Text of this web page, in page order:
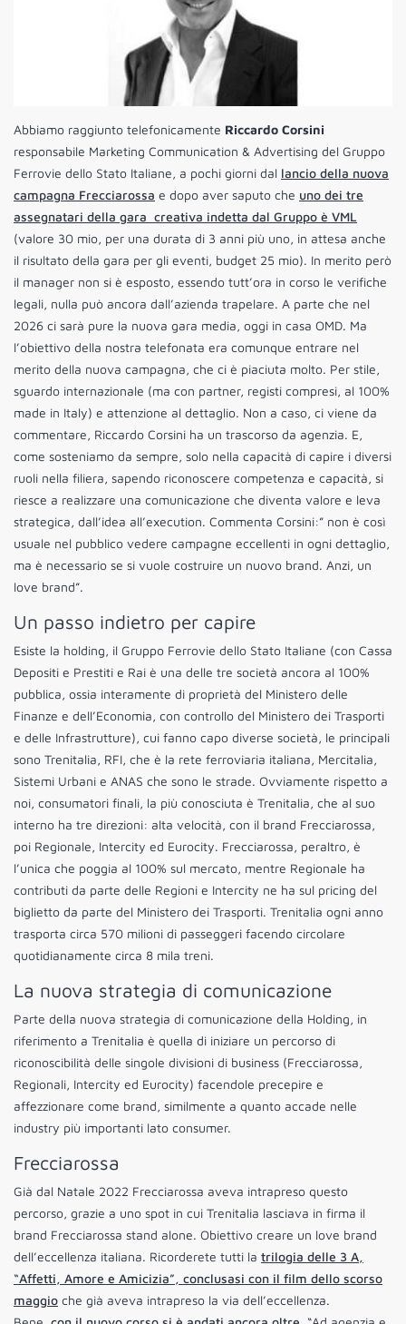
Abbiamo raggiunto telefonicamente Riccardo Corsini
responsabile Marketing Communication & Advertising del Gruppo
Ferrovie dello Stato Italiane, a pochi giorni dal lancio della nuova
campagna Frecciarossa e dopo aver saputo che uno dei tre
assegnatari della gara creativa indetta dal Gruppo è VML
(valore 30 mio, per una durata di 3 anni più uno, in attesa anche
il risultato della gara per gli eventi, budget 25 mio). In merito però
il manager non si è esposto, essendo tutt’ora in corso le verifiche
legali, nulla può ancora dall’azienda trapelare. A parte che nel
2026 ci sarà pure la nuova gara media, oggi in casa OMD. Ma
l’obiettivo della nostra telefonata era comunque entrare nel
merito della nuova campagna, che ci è piaciuta molto. Per stile,
sguardo internazionale (ma con partner, registi compresi, al 100%
made in Italy) e attenzione al dettaglio. Non a caso, ci viene da
commentare, Riccardo Corsini ha un trascorso da agenzia. E,
come sosteniamo da sempre, solo nella capacità di capire i diversi
ruoli nella filiera, sapendo riconoscere competenza e capacità, si
riesce a realizzare una comunicazione che diventa valore e leva
strategica, dall’idea all’execution. Commenta Corsini:” non è così
usuale nel pubblico vedere campagne eccellenti in ogni dettaglio,
ma è necessario se si vuole costruire un nuovo brand. Anzi, un
love brand”.
Un passo indietro per capire
Esiste la holding, il Gruppo Ferrovie dello Stato Italiane (con Cassa
Depositi e Prestiti e Rai è una delle tre società ancora al 100%
pubblica, ossia interamente di proprietà del Ministero delle
Finanze e dell’Economia, con controllo del Ministero dei Trasporti
e delle Infrastrutture), cui fanno capo diverse società, le principali
sono Trenitalia, RFI, che è la rete ferroviaria italiana, Mercitalia,
Sistemi Urbani e ANAS che sono le strade. Ovviamente rispetto a
noi, consumatori finali, la più conosciuta è Trenitalia, che al suo
interno ha tre direzioni: alta velocità, con il brand Frecciarossa,
poi Regionale, Intercity ed Eurocity. Frecciarossa, peraltro, è
l’unica che poggia al 100% sul mercato, mentre Regionale ha
contributi da parte delle Regioni e Intercity ne ha sul pricing del
biglietto da parte del Ministero dei Trasporti. Trenitalia ogni anno
trasporta circa 570 milioni di passeggeri facendo circolare
quotidianamente circa 8 mila treni.
La nuova strategia di comunicazione
Parte della nuova strategia di comunicazione della Holding, in
riferimento a Trenitalia è quella di iniziare un percorso di
riconoscibilità delle singole divisioni di business (Frecciarossa,
Regionali, Intercity ed Eurocity) facendole precepire e
affezzionare come brand, similmente a quanto accade nelle
industry più importanti lato consumer.
Frecciarossa
Già dal Natale 2022 Frecciarossa aveva intrapreso questo
percorso, grazie a uno spot in cui Trenitalia lasciava in firma il
brand Frecciarossa stand alone. Obiettivo creare un love brand
dell’eccellenza italiana. Ricorderete tutti la trilogia delle 3 A,
“Affetti, Amore e Amicizia”, conclusasi con il film dello scorso
maggio che già aveva intrapreso la via dell’eccellenza.